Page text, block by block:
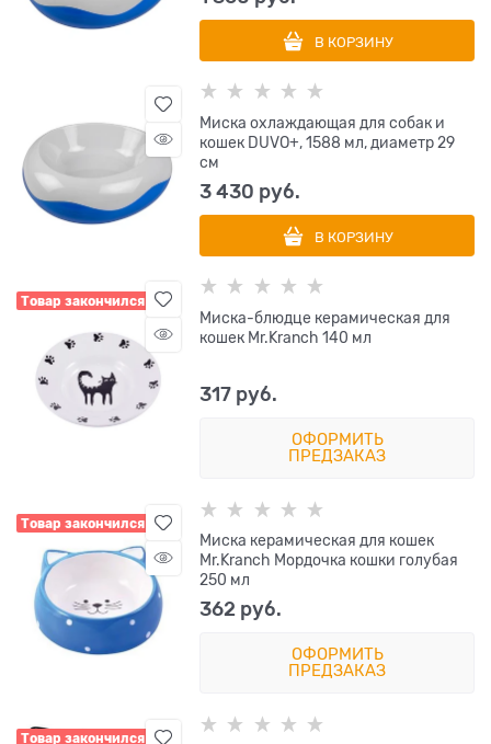
В КОРЗИНУ
Миска охлаждающая для собак и
кошек DUVO+, 1588 мл, диаметр 29
см
3 430 руб.
В КОРЗИНУ
Товар закончился
Миска-блюдце керамическая для
кошек Mr.Kranch 140 мл
317 руб.
ОФОРМИТЬ
ПРЕДЗАКАЗ
Товар закончился
Миска керамическая для кошек
Mr.Kranch Мордочка кошки голубая
250 мл
362 руб.
ОФОРМИТЬ
ПРЕДЗАКАЗ
Товар закончился